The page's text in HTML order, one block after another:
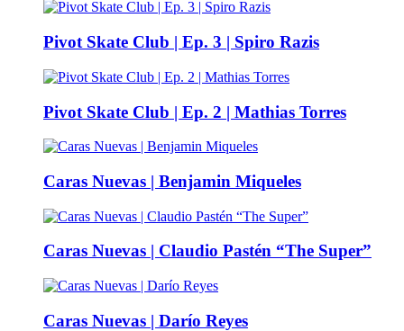
Pivot Skate Club | Ep. 3 | Spiro Razis
Pivot Skate Club | Ep. 2 | Mathias Torres
Caras Nuevas | Benjamin Miqueles
Caras Nuevas | Claudio Pastén “The Super”
Caras Nuevas | Darío Reyes